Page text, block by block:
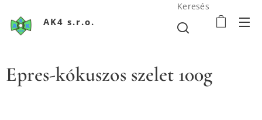
AK4 s.r.o.
Keresés
Epres-kókuszos szelet 100g